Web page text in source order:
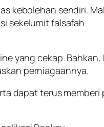
kebolehan sendiri.
sekelumit falsafah
yang cekap. Bahkan,
perniagaannya.
dapat terus memberi